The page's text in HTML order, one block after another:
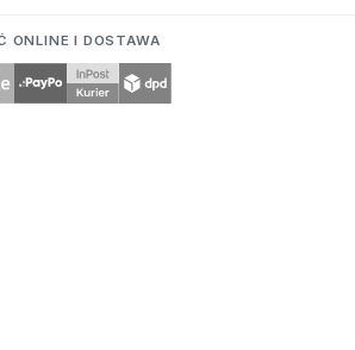
ONLINE I DOSTAWA